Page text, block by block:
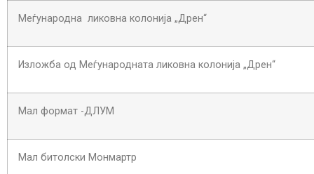
Меѓународна ликовна колонија „Дрен“
Изложба од Меѓународната ликовна колонија „Дрен“
Мал формат -ДЛУМ
Мал битолски Монмартр